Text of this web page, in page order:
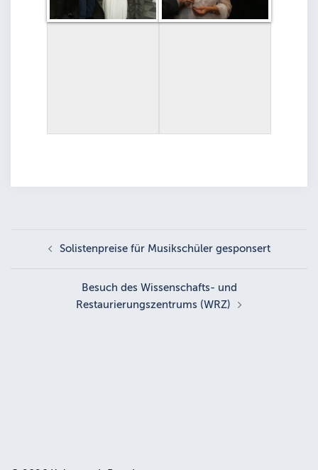
Solistenpreise für Musikschüler gesponsert
Besuch des Wissenschafts- und
Restaurierungszentrums (WRZ)